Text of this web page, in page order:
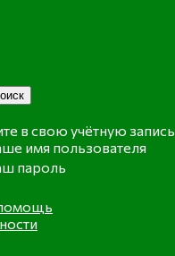
в свою учётную запись
имя пользователя
пароль